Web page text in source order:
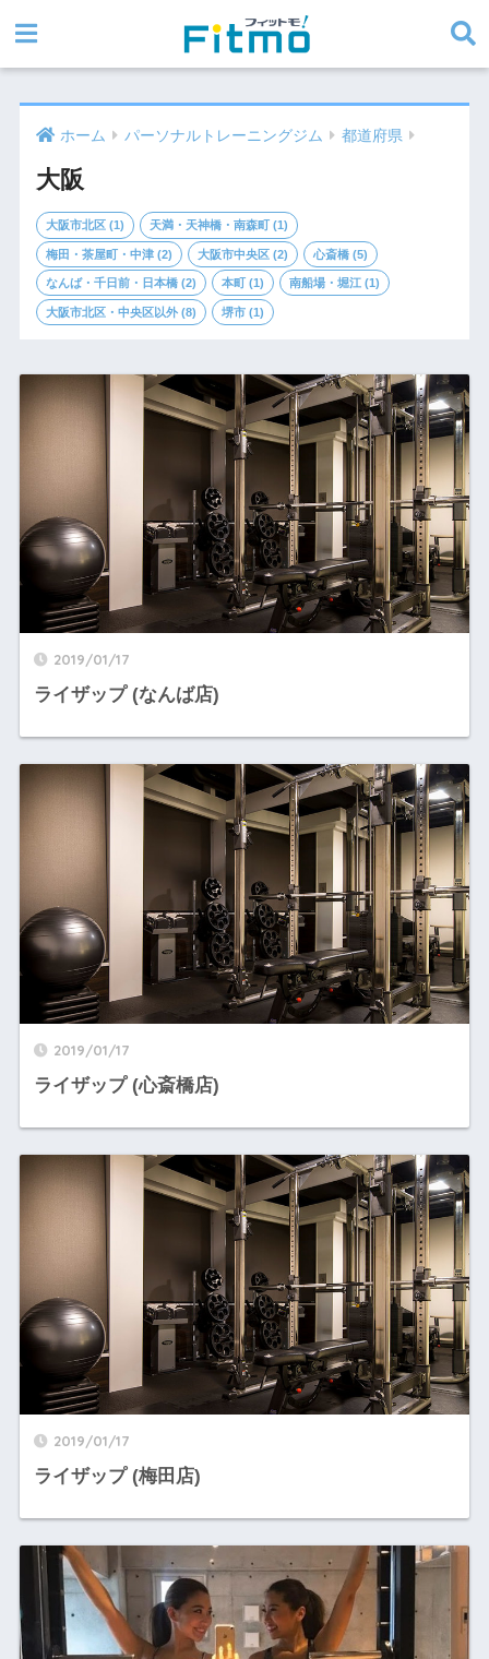
ホーム パーソナルトレーニングジム 都道府県
大阪
大阪市北区 (1) 天満・天神橋・南森町 (1)
梅田・茶屋町・中津 (2) 大阪市中央区 (2) 心斎橋 (5)
なんば・千日前・日本橋 (2) 本町 (1) 南船場・堀江 (1)
大阪市北区・中央区以外 (8) 堺市 (1)
2019/01/17
ライザップ (なんば店)
2019/01/17
ライザップ (心斎橋店)
2019/01/17
ライザップ (梅田店)